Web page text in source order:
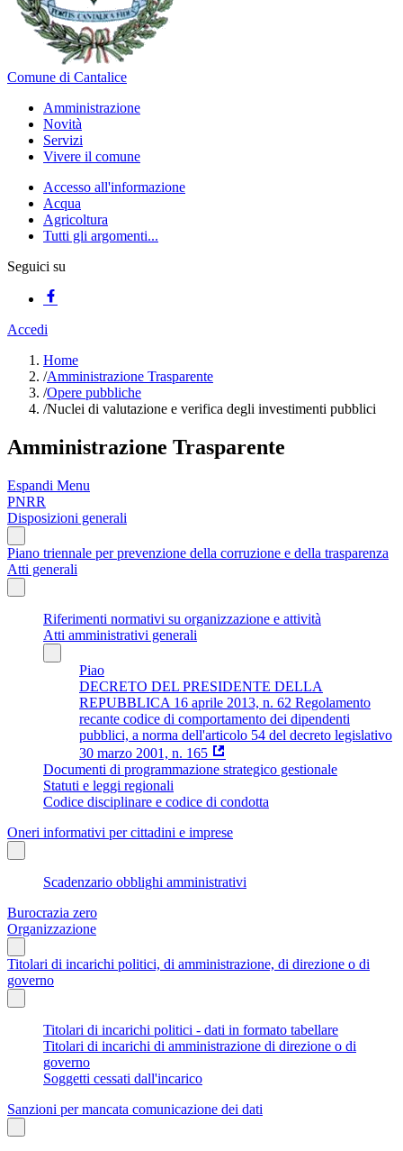
Comune di Cantalice
Amministrazione
Novità
Servizi
Vivere il comune
Accesso all'informazione
Acqua
Agricoltura
Tutti gli argomenti...
Seguici su
Accedi
Home
/Amministrazione Trasparente
/Opere pubbliche
/Nuclei di valutazione e verifica degli investimenti pubblici
Amministrazione Trasparente
Espandi Menu
PNRR
Disposizioni generali
Piano triennale per prevenzione della corruzione e della trasparenza
Atti generali
Riferimenti normativi su organizzazione e attività
Atti amministrativi generali
Piao
DECRETO DEL PRESIDENTE DELLA
REPUBBLICA 16 aprile 2013, n. 62 Regolamento
recante codice di comportamento dei dipendenti
pubblici, a norma dell'articolo 54 del decreto legislativo
30 marzo 2001, n. 165
Documenti di programmazione strategico gestionale
Statuti e leggi regionali
Codice disciplinare e codice di condotta
Oneri informativi per cittadini e imprese
Scadenzario obblighi amministrativi
Burocrazia zero
Organizzazione
Titolari di incarichi politici, di amministrazione, di direzione o di
governo
Titolari di incarichi politici - dati in formato tabellare
Titolari di incarichi di amministrazione di direzione o di
governo
Soggetti cessati dall'incarico
Sanzioni per mancata comunicazione dei dati